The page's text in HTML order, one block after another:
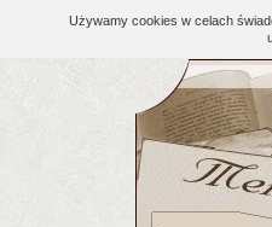
Używamy cookies w celach